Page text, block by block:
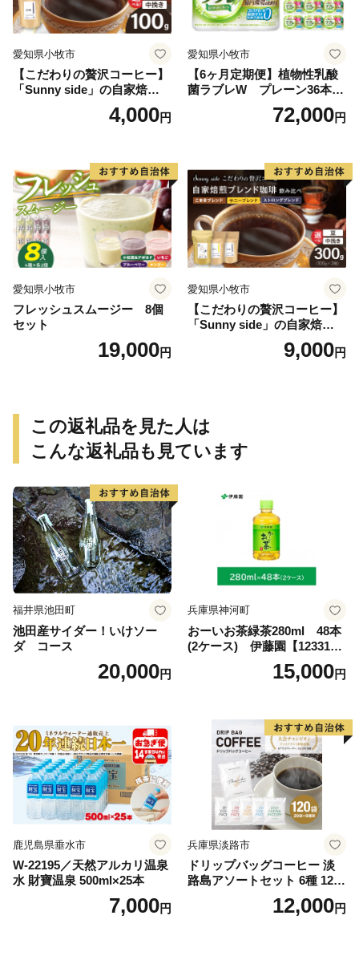
愛知県小牧市
【こだわりの贅沢コーヒー】
「Sunny side」の自家焙煎珈
琲ストロングブレンド（100
4,000円
愛知県小牧市
【6ヶ月定期便】植物性乳酸
菌ラブレW プレーン36本
72,000円
愛知県小牧市
フレッシュスムージー 8個
セット
19,000円
愛知県小牧市
【こだわりの贅沢コーヒー】
「Sunny side」の自家焙煎珈
琲ブレンド珈琲飲み比べセッ
9,000円
この返礼品を見た人は
こんな返礼品も見ています
福井県池田町
池田産サイダー！いけソー
ダ コース
20,000円
兵庫県神河町
おーいお茶緑茶280ml 48本
(2ケース) 伊藤園【123317
15,000円
鹿児島県垂水市
W-22195／天然アルカリ温泉
水 財寶温泉 500ml×25本
7,000円
兵庫県淡路市
ドリップバッグコーヒー 淡
路島アソートセット 6種 120
袋 飲み比べ コーヒー
12,000円